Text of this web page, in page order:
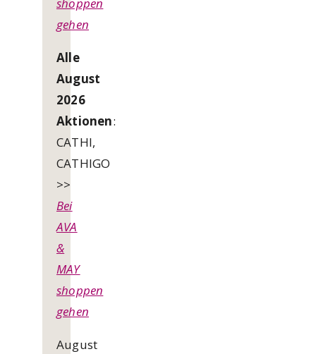
gehen
Alle
August
2026
Aktionen:
CATHI,
CATHIGO
>>
Bei
AVA
&
MAY
shoppen
gehen
August